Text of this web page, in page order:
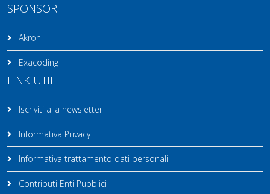
SPONSOR
Akron
Exacoding
LINK UTILI
Iscriviti alla newsletter
Informativa Privacy
Informativa trattamento dati personali
Contributi Enti Pubblici